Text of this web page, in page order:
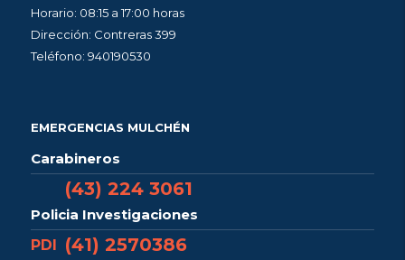
Horario: 08:15 a 17:00 horas
Dirección: Contreras 399
Teléfono: 940190530
EMERGENCIAS MULCHÉN
Carabineros
(43) 224 3061
Policia Investigaciones
PDI
(41) 2570386